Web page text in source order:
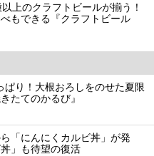
上のクラフトビールが揃う！
もできる『クラフトビール
ぱり！大根おろしをのせた夏限
たてのかるび』
「にんにくカルビ丼」が発
」も待望の復活